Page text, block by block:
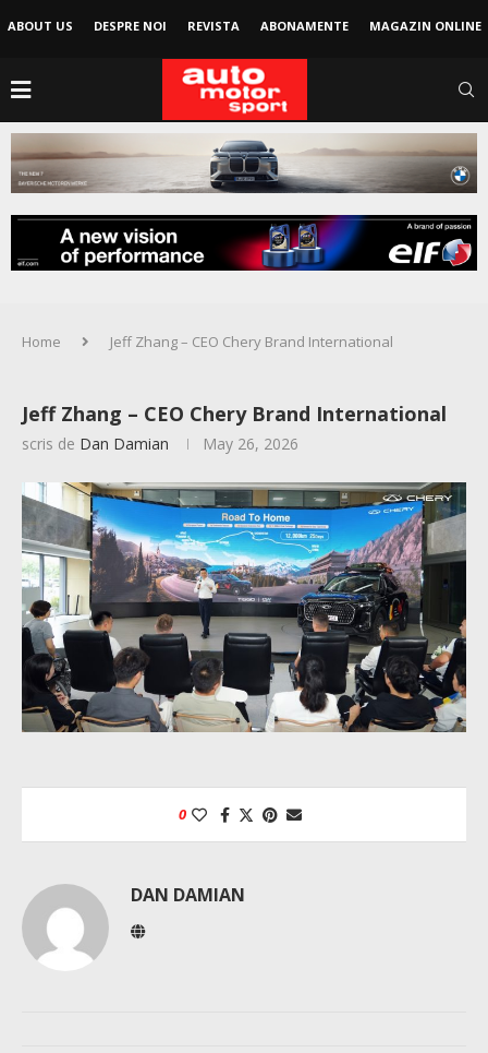
ABOUT US DESPRE NOI REVISTA ABONAMENTE MAGAZIN ONLINE
Home Jeff Zhang – CEO Chery Brand International
Jeff Zhang – CEO Chery Brand International
scris de Dan Damian May 26, 2026
0
DAN DAMIAN